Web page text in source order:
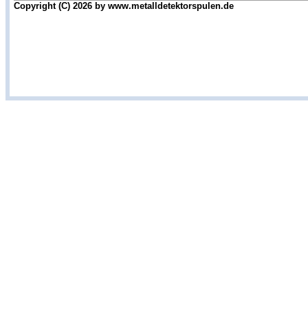
Copyright (C) 2026 by www.metalldetektorspulen.de